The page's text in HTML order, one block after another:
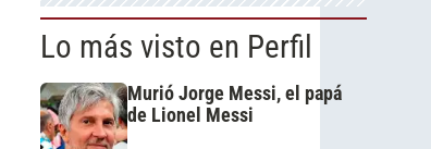
Lo más visto en Perfil
Murió Jorge Messi, el papá
de Lionel Messi